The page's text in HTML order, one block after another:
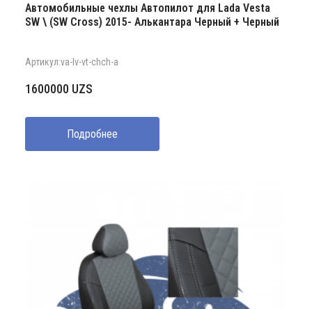
Автомобильные чехлы Автопилот для Lada Vesta
SW \ (SW Cross) 2015- Алькантара Черный + Черный
Артикул:va-lv-vt-chch-a
1600000 UZS
Подробнее